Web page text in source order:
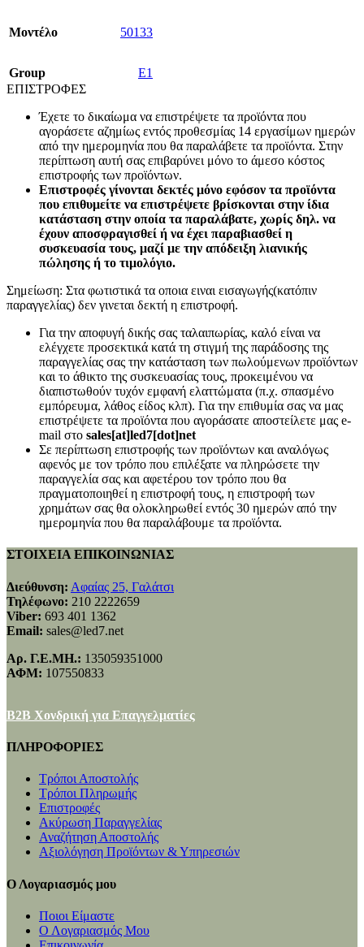
Mοντέλο 50133
Group
E1
ΕΠΙΣΤΡΟΦΕΣ
Έχετε το δικαίωμα να επιστρέψετε τα προϊόντα που
αγοράσετε αζημίως εντός προθεσμίας 14 εργασίμων ημερών
από την ημερομηνία που θα παραλάβετε τα προϊόντα. Στην
περίπτωση αυτή σας επιβαρύνει μόνο το άμεσο κόστος
επιστροφής των προϊόντων.
Επιστροφές γίνονται δεκτές μόνο εφόσον τα προϊόντα
που επιθυμείτε να επιστρέψετε βρίσκονται στην ίδια
κατάσταση στην οποία τα παραλάβατε, χωρίς δηλ. να
έχουν αποσφραγισθεί ή να έχει παραβιασθεί η
συσκευασία τους, μαζί με την απόδειξη λιανικής
πώλησης ή το τιμολόγιο.
Σημείωση: Στα φωτιστικά τα οποια ειναι εισαγωγής(κατόπιν
παραγγελίας) δεν γινεται δεκτή η επιστροφή.
Για την αποφυγή δικής σας ταλαιπωρίας, καλό είναι να
ελέγχετε προσεκτικά κατά τη στιγμή της παράδοσης της
παραγγελίας σας την κατάσταση των πωλούμενων προϊόντων
και το άθικτο της συσκευασίας τους, προκειμένου να
διαπιστωθούν τυχόν εμφανή ελαττώματα (π.χ. σπασμένο
εμπόρευμα, λάθος είδος κλπ). Για την επιθυμία σας να μας
επιστρέψετε τα προϊόντα που αγοράσατε αποστείλετε μας e-
mail στο sales[at]led7[dot]net
Σε περίπτωση επιστροφής των προϊόντων και αναλόγως
αφενός με τον τρόπο που επιλέξατε να πληρώσετε την
παραγγελία σας και αφετέρου τον τρόπο που θα
πραγματοποιηθεί η επιστροφή τους, η επιστροφή των
χρημάτων σας θα ολοκληρωθεί εντός 30 ημερών από την
ημερομηνία που θα παραλάβουμε τα προϊόντα.
ΣΤΟΙΧΕΙΑ ΕΠΙΚΟΙΝΩΝΙΑΣ
Διεύθυνση: Αφαίας 25, Γαλάτσι
Τηλέφωνο: 210 2222659
Viber: 693 401 1362
Email: sales@led7.net
Αρ. Γ.Ε.ΜΗ.: 135059351000
ΑΦΜ: 107550833
B2B Χονδρική για Επαγγελματίες
ΠΛΗΡΟΦΟΡΙΕΣ
Τρόποι Αποστολής
Τρόποι Πληρωμής
Επιστροφές
Ακύρωση Παραγγελίας
Αναζήτηση Αποστολής
Αξιολόγηση Προϊόντων & Υπηρεσιών
Ο Λογαριασμός μου
Ποιοι Είμαστε
Ο Λογαριασμός Μου